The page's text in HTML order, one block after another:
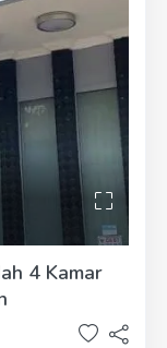
4 Kamar